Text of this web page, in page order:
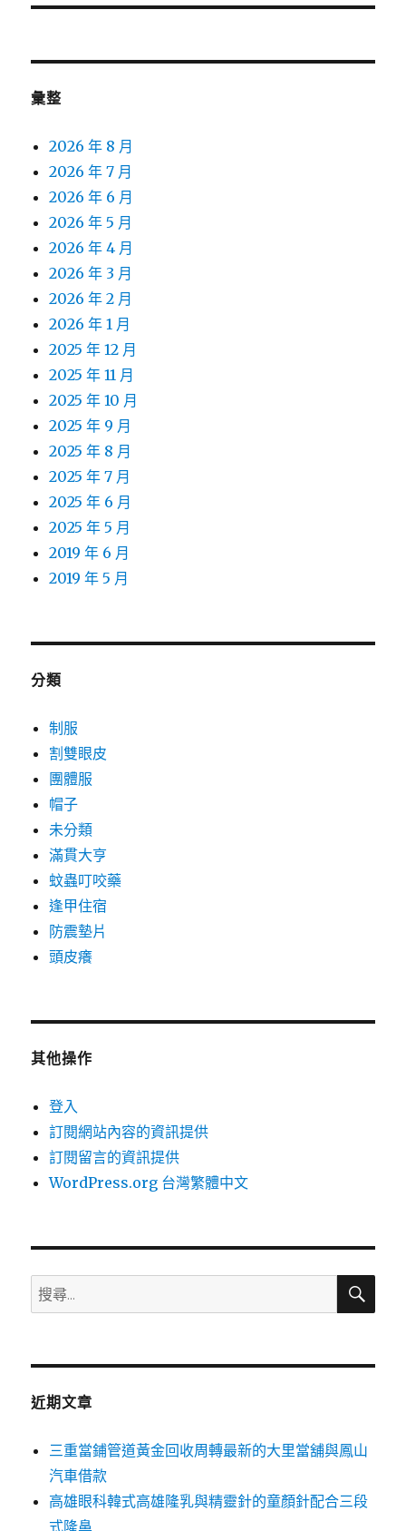
文
彙整
2026 年 8 月
2026 年 7 月
2026 年 6 月
2026 年 5 月
2026 年 4 月
2026 年 3 月
2026 年 2 月
2026 年 1 月
2025 年 12 月
2025 年 11 月
2025 年 10 月
2025 年 9 月
2025 年 8 月
2025 年 7 月
2025 年 6 月
2025 年 5 月
2019 年 6 月
2019 年 5 月
分類
制服
割雙眼皮
團體服
帽子
未分類
滿貫大亨
蚊蟲叮咬藥
逢甲住宿
防震墊片
頭皮癢
其他操作
登入
訂閱網站內容的資訊提供
訂閱留言的資訊提供
WordPress.org 台灣繁體中文
搜
尋
鍵
搜
近期文章
三重當鋪管道黃金回收周轉最新的大里當舖與鳳山
汽車借款
高雄眼科韓式高雄隆乳與精靈針的童顏針配合三段
式隆鼻